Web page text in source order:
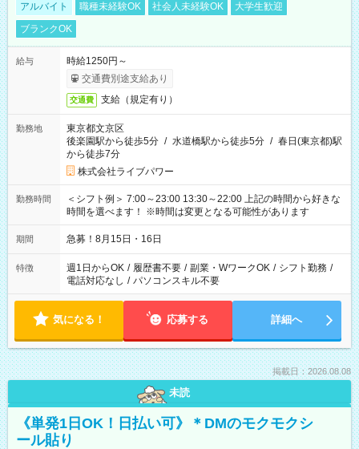
アルバイト 職種未経験OK 社会人未経験OK
大学生歓迎
ブランクOK
給与
時給1250円～
交通費別途支給あり
交通費 支給（規定有り）
勤務地
東京都文京区
後楽園駅から徒歩5分 / 水道橋駅から徒歩5分 / 春日(東京都)駅
から徒歩7分
株式会社ライブパワー
勤務時間
＜シフト例＞ 7:00～23:00 13:30～22:00 上記の時間から好きな
時間を選べます！ ※時間は変更となる可能性があります
期間 急募！8月15日・16日
特徴 週1日からOK / 履歴書不要 / 副業・WワークOK / シフト勤務 /
電話対応なし / パソコンスキル不要
気になる！ 応募する 詳細へ
掲載日：2026.08.08
未読
《単発1日OK！日払い可》＊DMのモクモクシ
ール貼り